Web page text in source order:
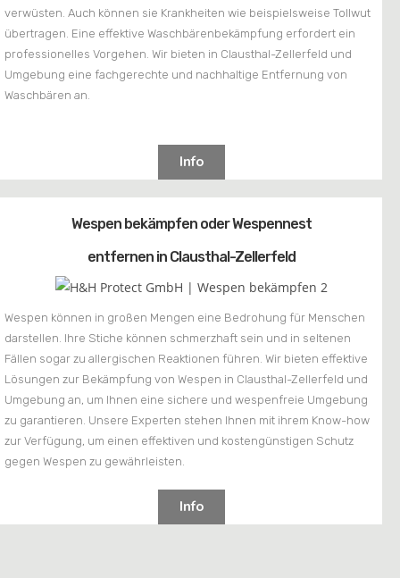
verwüsten. Auch können sie Krankheiten wie beispielsweise Tollwut
übertragen. Eine effektive Waschbärenbekämpfung erfordert ein
professionelles Vorgehen. Wir bieten in Clausthal-Zellerfeld und
Umgebung eine fachgerechte und nachhaltige Entfernung von
Waschbären an.
Info
Wespen bekämpfen oder Wespennest
entfernen in Clausthal-Zellerfeld
Wespen können in großen Mengen eine Bedrohung für Menschen
darstellen. Ihre Stiche können schmerzhaft sein und in seltenen
Fällen sogar zu allergischen Reaktionen führen. Wir bieten effektive
Lösungen zur Bekämpfung von Wespen in Clausthal-Zellerfeld und
Umgebung an, um Ihnen eine sichere und wespenfreie Umgebung
zu garantieren. Unsere Experten stehen Ihnen mit ihrem Know-how
zur Verfügung, um einen effektiven und kostengünstigen Schutz
gegen Wespen zu gewährleisten.
Info